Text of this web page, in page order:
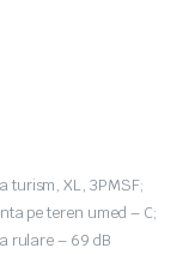
turism, XL, 3PMSF;
pe teren umed – C;
rulare – 69 dB